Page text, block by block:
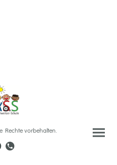
Rechte vorbehalten.